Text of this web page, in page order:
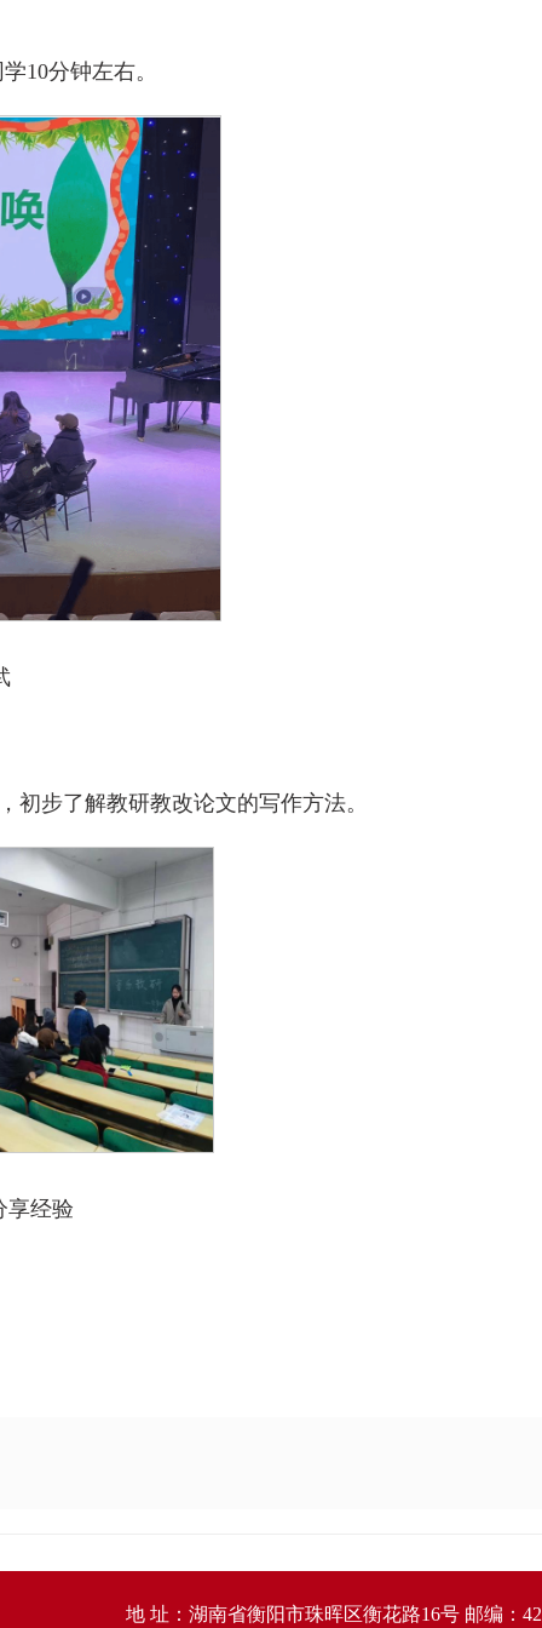
10分钟左右。
步了解教研教改论文的写作方法。
享经验
地 址：湖南省衡阳市珠晖区衡花路16号 邮编：